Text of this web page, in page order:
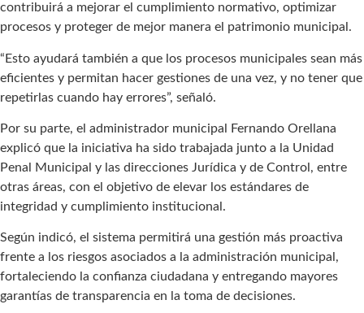
contribuirá a mejorar el cumplimiento normativo, optimizar
procesos y proteger de mejor manera el patrimonio municipal.
“Esto ayudará también a que los procesos municipales sean más
eficientes y permitan hacer gestiones de una vez, y no tener que
repetirlas cuando hay errores”, señaló.
Por su parte, el administrador municipal Fernando Orellana
explicó que la iniciativa ha sido trabajada junto a la Unidad
Penal Municipal y las direcciones Jurídica y de Control, entre
otras áreas, con el objetivo de elevar los estándares de
integridad y cumplimiento institucional.
Según indicó, el sistema permitirá una gestión más proactiva
frente a los riesgos asociados a la administración municipal,
fortaleciendo la confianza ciudadana y entregando mayores
garantías de transparencia en la toma de decisiones.